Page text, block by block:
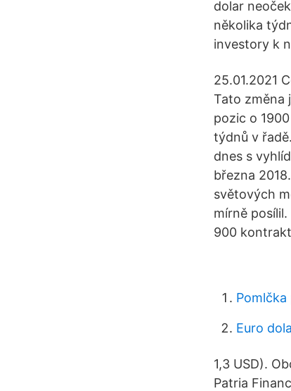
dolar
několika
investory k
25.01.2021
Tato změna
pozic o
týdnů v
dnes s
března
světových
mírně
900
Euro
1,3 USD).
Patria